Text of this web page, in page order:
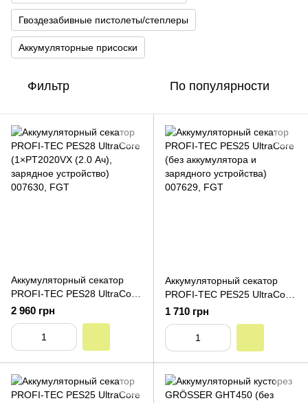
Гвоздезабивные пистолеты/степлеры
Аккумуляторные присоски
Фильтр По популярности
Аккумуляторный секатор
PROFI-TEC PES28 UltraCore
(1×PT2020VX (2.0 Ач),
зарядное устройство)
2 960 грн
Аккумуляторный секатор
PROFI-TEC PES25 UltraCore
(без аккумулятора и
зарядного устройства)
1 710 грн